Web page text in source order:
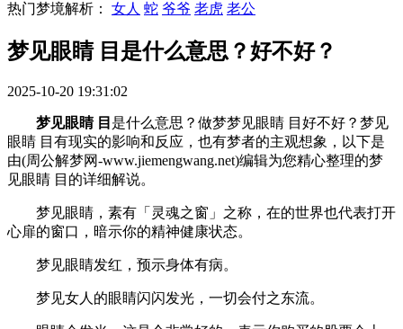
热门梦境解析： 女人 蛇 爷爷 老虎 老公
梦见眼睛 目是什么意思？好不好？
2025-10-20 19:31:02
梦见眼睛 目 是什么意思？做梦梦见眼睛 目好不好？梦见
眼睛 目有现实的影响和反应，也有梦者的主观想象，以下是
由(周公解梦网-www.jiemengwang.net)编辑为您精心整理的梦
见眼睛 目的详细解说。
梦见眼睛，素有「灵魂之窗」之称，在的世界也代表打开
心扉的窗口，暗示你的精神健康状态。
梦见眼睛发红，预示身体有病。
梦见女人的眼睛闪闪发光，一切会付之东流。